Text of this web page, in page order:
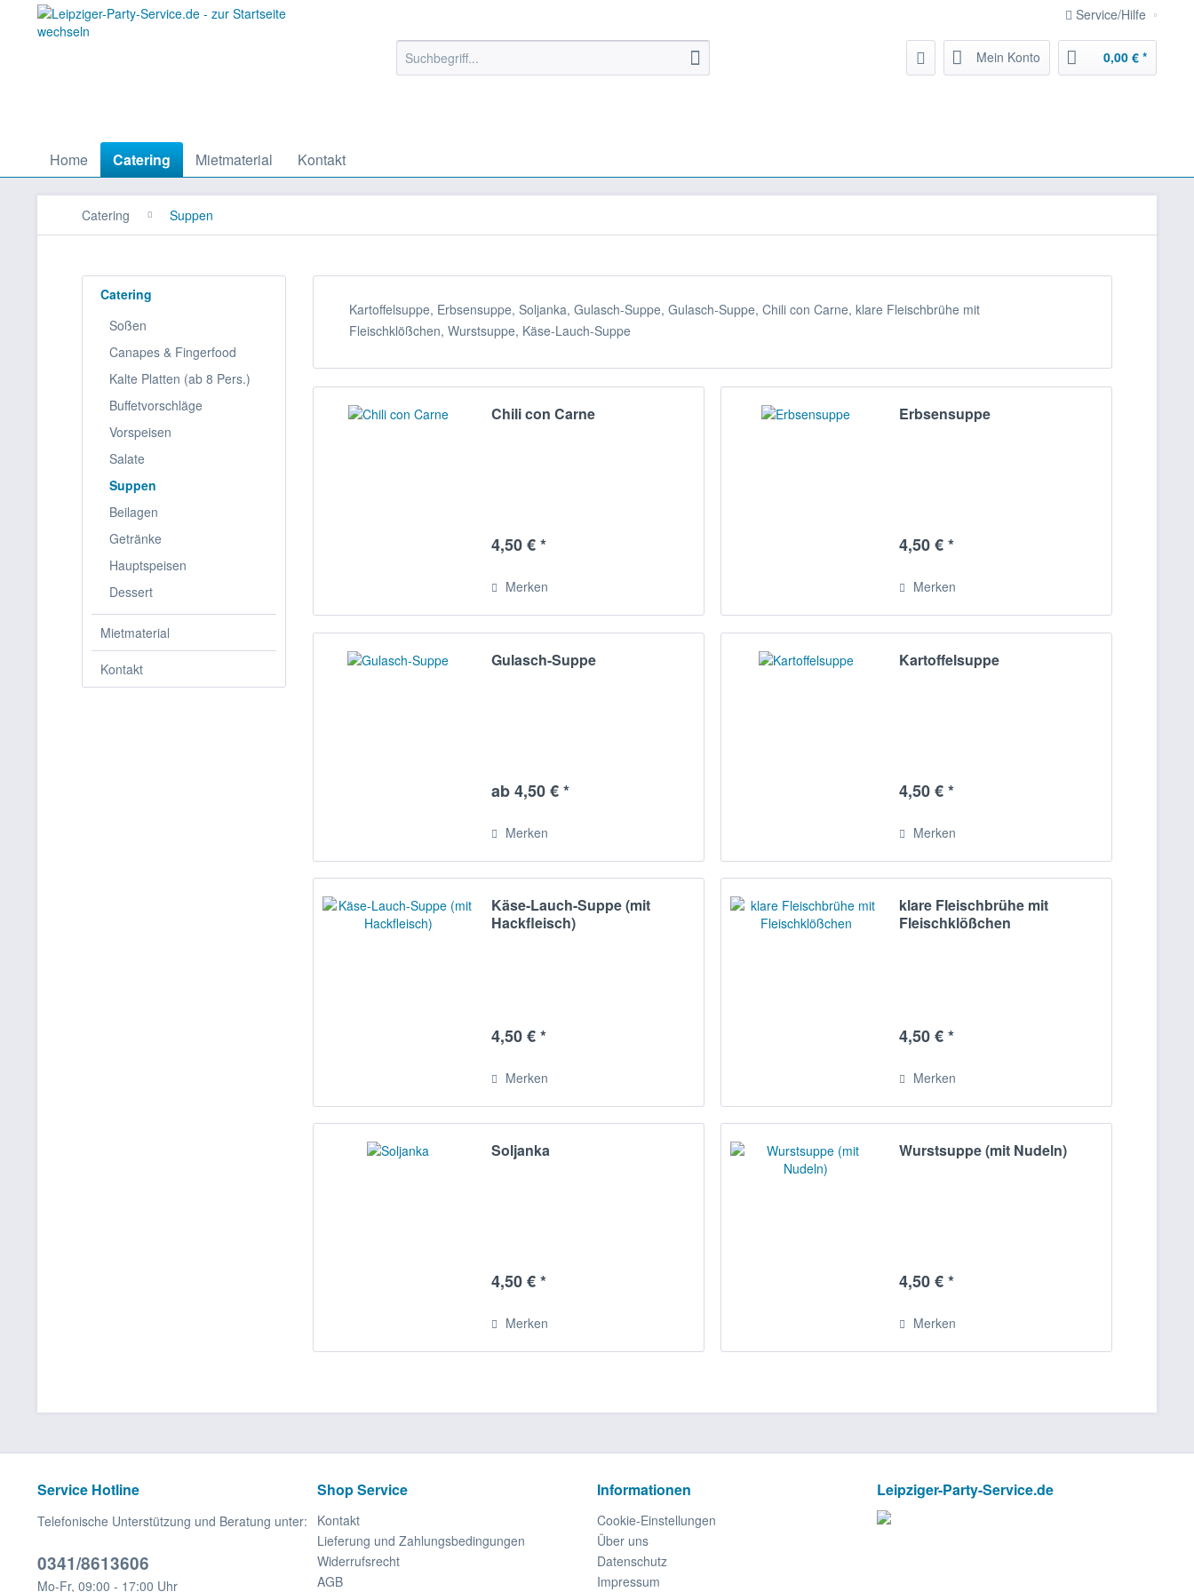
Service/Hilfe
Mein Konto 0,00 € *
Home Catering Mietmaterial Kontakt
Catering Suppen
Catering
Soßen
Canapes & Fingerfood
Kalte Platten (ab 8 Pers.)
Buffetvorschläge
Vorspeisen
Salate
Suppen
Beilagen
Getränke
Hauptspeisen
Dessert
Mietmaterial
Kontakt
Kartoffelsuppe, Erbsensuppe, Soljanka, Gulasch-Suppe, Gulasch-Suppe, Chili con Carne, klare Fleischbrühe mit
Fleischklößchen, Wurstsuppe, Käse-Lauch-Suppe
Chili con Carne
4,50 € *
Merken
Erbsensuppe
4,50 € *
Merken
Gulasch-Suppe
ab 4,50 € *
Merken
Kartoffelsuppe
4,50 € *
Merken
Käse-Lauch-Suppe (mit
Hackfleisch)
4,50 € *
Merken
klare Fleischbrühe mit
Fleischklößchen
4,50 € *
Merken
Soljanka
4,50 € *
Merken
Wurstsuppe (mit Nudeln)
4,50 € *
Merken
Service Hotline
Telefonische Unterstützung und Beratung unter:
0341/8613606
Mo-Fr, 09:00 - 17:00 Uhr
Shop Service
Kontakt
Lieferung und Zahlungsbedingungen
Widerrufsrecht
AGB
Informationen
Cookie-Einstellungen
Über uns
Datenschutz
Impressum
Leipziger-Party-Service.de